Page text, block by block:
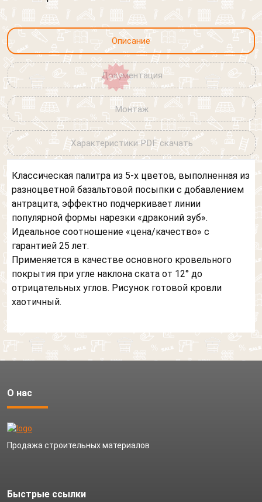
Описание
Документация
Монтаж
Характеристики PDF скачать
Классическая палитра из 5-х цветов, выполненная из
разноцветной базальтовой посыпки с добавлением
антрацита, эффектно подчеркивает линии
популярной формы нарезки «драконий зуб».
Идеальное соотношение «цена/качество» с
гарантией 25 лет.
Применяется в качестве основного кровельного
покрытия при угле наклона ската от 12° до
отрицательных углов. Рисунок готовой кровли
хаотичный.
О нас
Продажа строительных материалов
Быстрые ссылки